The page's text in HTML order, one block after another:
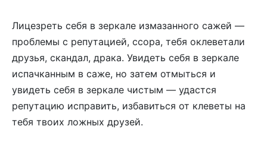
Лицезреть себя в зеркале измазанного сажей —
проблемы с репутацией, ссора, тебя оклеветали
друзья, скандал, драка. Увидеть себя в зеркале
испачканным в саже, но затем отмыться и
увидеть себя в зеркале чистым — удастся
репутацию исправить, избавиться от клеветы на
тебя твоих ложных друзей.